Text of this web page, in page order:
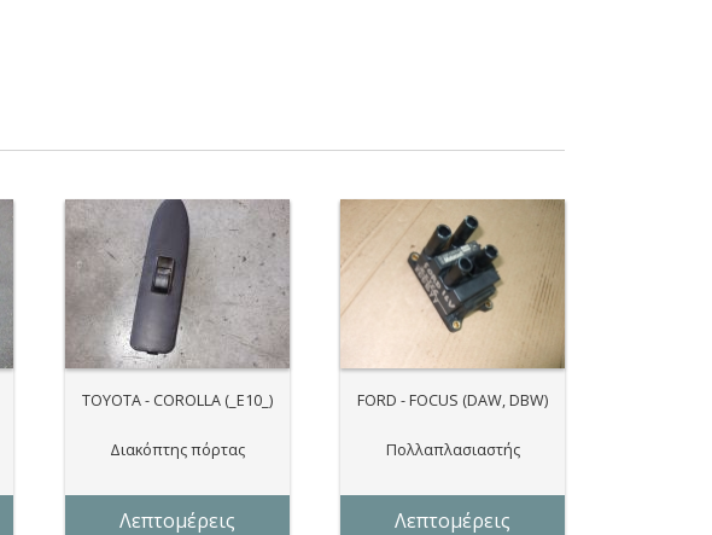
TOYOTA - COROLLA (_E10_)
Διακόπτης πόρτας
Λεπτομέρεις
FORD - FOCUS (DAW, DBW)
Πολλαπλασιαστής
Λεπτομέρεις